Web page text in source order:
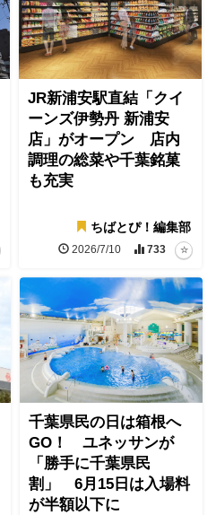
JR新浦安駅直結「クイ
ーンズ伊勢丹 新浦安
店」がオープン 店内
調理の総菜や千葉銘菓
も充実
ちばとぴ！編集部
2026/7/10 733
千葉県民の日は箱根へ
GO！ ユネッサンが
「勝手に千葉県民
割」 6月15日は入場料
が半額以下に